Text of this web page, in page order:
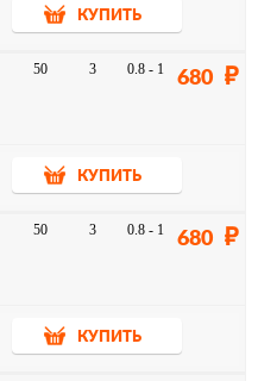
КУПИТЬ
50 3 0.8 - 1 680
КУПИТЬ
50 3 0.8 - 1 680
КУПИТЬ